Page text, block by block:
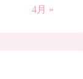
4月 »